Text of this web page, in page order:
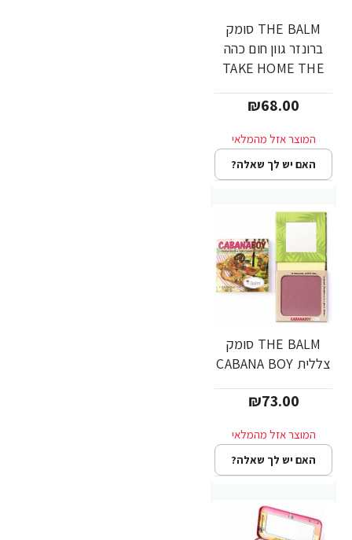
THE BALM סומק
ברונזר גוון חום כהה
TAKE HOME THE
₪68.00
האם יש לך שאלה?
THE BALM סומק
צללית CABANA BOY
₪73.00
האם יש לך שאלה?